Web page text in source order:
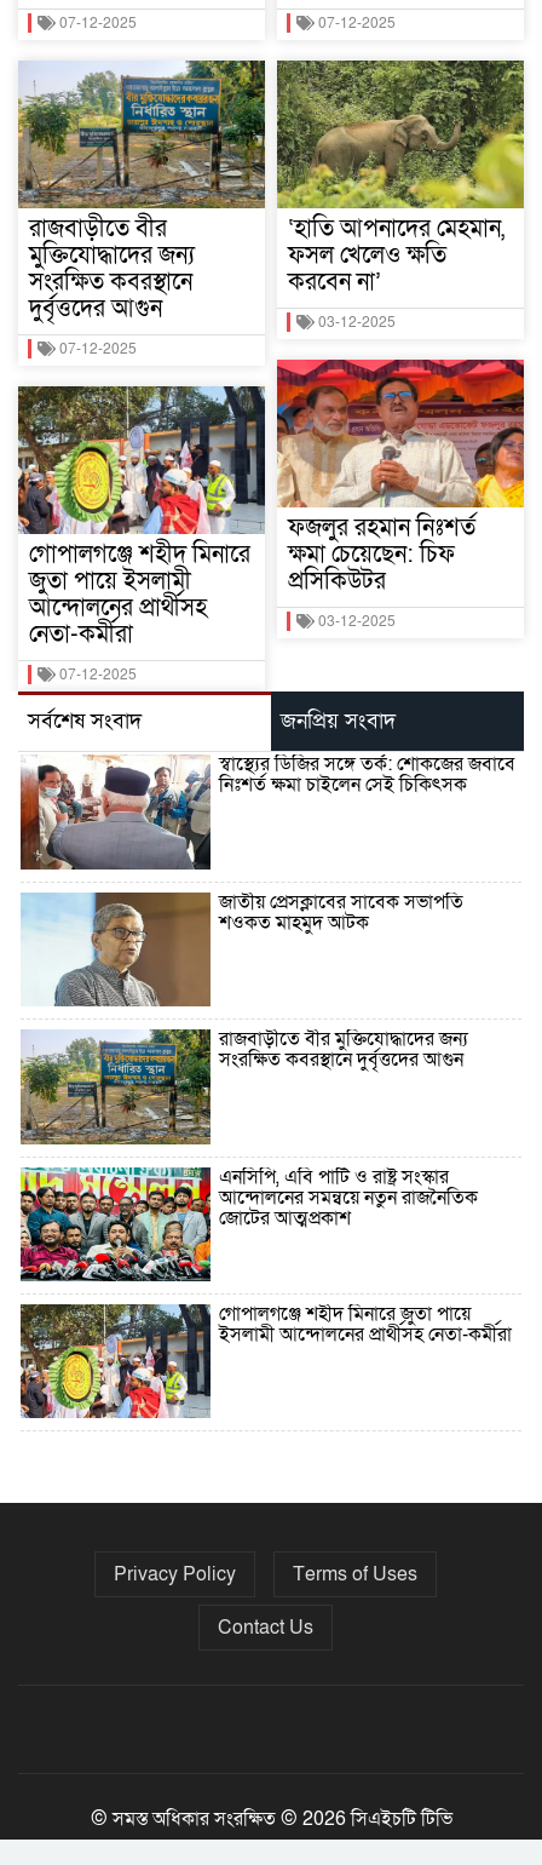
07-12-2025
রাজবাড়ীতে বীর
মুক্তিযোদ্ধাদের জন্য
সংরক্ষিত কবরস্থানে
দুর্বৃত্তদের আগুন
07-12-2025
গোপালগঞ্জে শহীদ মিনারে
জুতা পায়ে ইসলামী
আন্দোলনের প্রার্থীসহ
নেতা-কর্মীরা
07-12-2025
07-12-2025
‘হাতি আপনাদের মেহমান,
ফসল খেলেও ক্ষতি
করবেন না’
03-12-2025
ফজলুর রহমান নিঃশর্ত
ক্ষমা চেয়েছেন: চিফ
প্রসিকিউটর
03-12-2025
সর্বশেষ সংবাদ জনপ্রিয় সংবাদ
স্বাস্থ্যের ডিজির সঙ্গে তর্ক: শোকজের জবাবে
নিঃশর্ত ক্ষমা চাইলেন সেই চিকিৎসক
জাতীয় প্রেসক্লাবের সাবেক সভাপতি
শওকত মাহমুদ আটক
রাজবাড়ীতে বীর মুক্তিযোদ্ধাদের জন্য
সংরক্ষিত কবরস্থানে দুর্বৃত্তদের আগুন
এনসিপি, এবি পার্টি ও রাষ্ট্র সংস্কার
আন্দোলনের সমন্বয়ে নতুন রাজনৈতিক
জোটের আত্মপ্রকাশ
গোপালগঞ্জে শহীদ মিনারে জুতা পায়ে
ইসলামী আন্দোলনের প্রার্থীসহ নেতা-কর্মীরা
নির্বাচনের তফসিল ৮-১৫ ডিসেম্বরের মধ্যে
Privacy Policy
Terms of Uses
Contact Us
© সমস্ত অধিকার সংরক্ষিত © 2026 সিএইচটি টিভি
Jony Tripura